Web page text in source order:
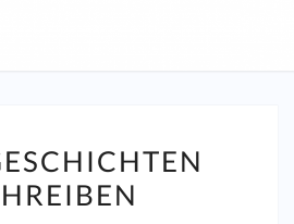
SCHREIBEN